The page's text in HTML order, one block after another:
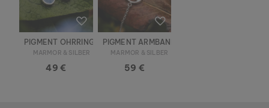
PIGMENT OHRRINGE
MARMOR & SILBER
49 €
PIGMENT ARMBAND
MARMOR & SILBER
59 €